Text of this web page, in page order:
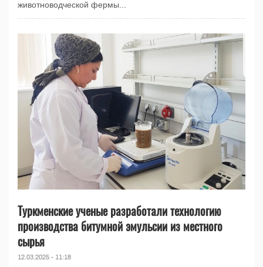
животноводческой фермы...
Туркменские ученые разработали технологию
производства битумной эмульсии из местного
сырья
12.03.2025 - 11:18